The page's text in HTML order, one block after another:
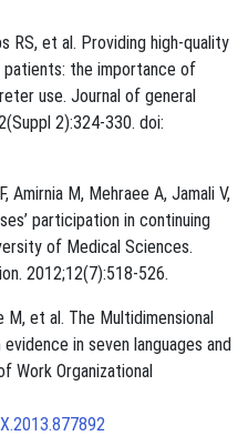
RS, et al. Providing high-quality
the importance of
use. Journal of general
2):324-330. doi:
Amirnia M, Mehraee A, Jamali V,
participation in continuing
of Medical Sciences.
2012;12(7):518-526.
et al. The Multidimensional
in seven languages and
Work Organizational